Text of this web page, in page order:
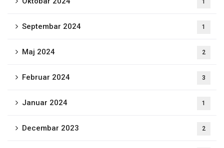
Septembar 2024 1
Maj 2024 2
Februar 2024 3
Januar 2024 1
Decembar 2023 2